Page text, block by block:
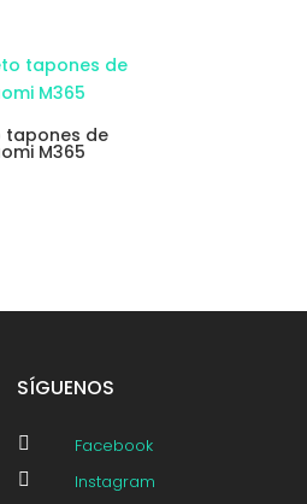
tapones de
M365
SÍGUENOS
 Facebook
 Instagram